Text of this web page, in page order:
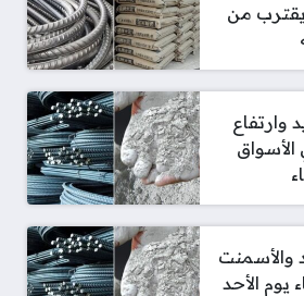
من
وارتفاع
والأسمنت
يوم الأحد